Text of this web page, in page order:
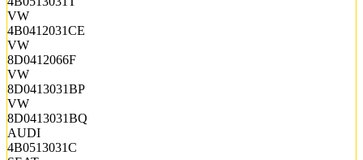
VW
4B0412031CE
VW
8D0412066F
VW
8D0413031BP
VW
8D0413031BQ
AUDI
4B0513031C